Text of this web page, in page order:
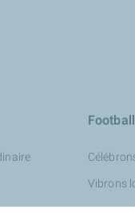
Football
Vibrons